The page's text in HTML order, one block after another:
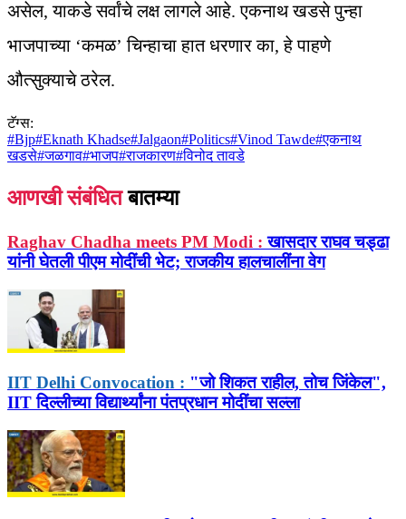
असेल, याकडे सर्वांचे लक्ष लागले आहे. एकनाथ खडसे पुन्हा
भाजपाच्या ‘कमळ’ चिन्हाचा हात धरणार का, हे पाहणे
औत्सुक्याचे ठरेल.
टॅग्स:
#Bjp#Eknath Khadse#Jalgaon#Politics#Vinod Tawde#एकनाथ
खडसे#जळगाव#भाजप#राजकारण#विनोद तावडे
आणखी संबंधित बातम्या
Raghav Chadha meets PM Modi : खासदार राघव चड्ढा
यांनी घेतली पीएम मोदींची भेट; राजकीय हालचालींना वेग
IIT Delhi Convocation : "जो शिकत राहील, तोच जिंकेल",
IIT दिल्लीच्या विद्यार्थ्यांना पंतप्रधान मोदींचा सल्ला